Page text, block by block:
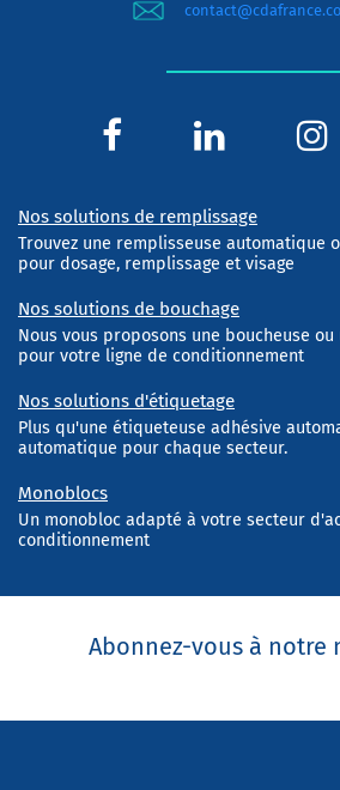
Nos solutions de remplissage
Trouvez une remplisseuse automatique
pour dosage, remplissage et visage
Nos solutions de bouchage
Nous vous proposons une boucheuse
pour votre ligne de conditionnement
Nos solutions d'étiquetage
Plus qu'une étiqueteuse adhésive
automatique pour chaque secteur.
Monoblocs
Un monobloc adapté à votre secteur
conditionnement
Abonnez-vous à notre